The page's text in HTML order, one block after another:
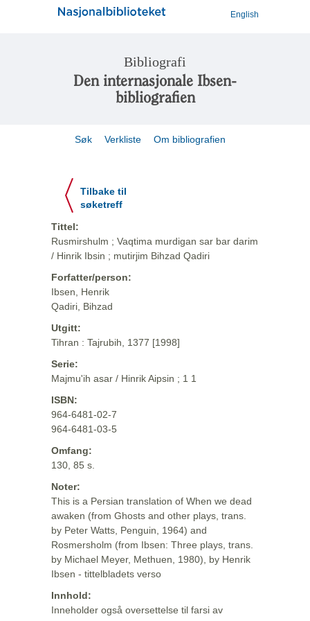
English
Bibliografi
Den internasjonale Ibsen-
bibliografien
Søk Verkliste Om bibliografien
Tilbake til
søketreff
Tittel:
Rusmirshulm ; Vaqtima murdigan sar bar darim
/ Hinrik Ibsin ; mutirjim Bihzad Qadiri
Forfatter/person:
Ibsen, Henrik
Qadiri, Bihzad
Utgitt:
Tihran : Tajrubih, 1377 [1998]
Serie:
Majmu'ih asar / Hinrik Aipsin ; 1 1
ISBN:
964-6481-02-7
964-6481-03-5
Omfang:
130, 85 s.
Noter:
This is a Persian translation of When we dead
awaken (from Ghosts and other plays, trans.
by Peter Watts, Penguin, 1964) and
Rosmersholm (from Ibsen: Three plays, trans.
by Michael Meyer, Methuen, 1980), by Henrik
Ibsen - tittelbladets verso
Innhold:
Inneholder også oversettelse til farsi av